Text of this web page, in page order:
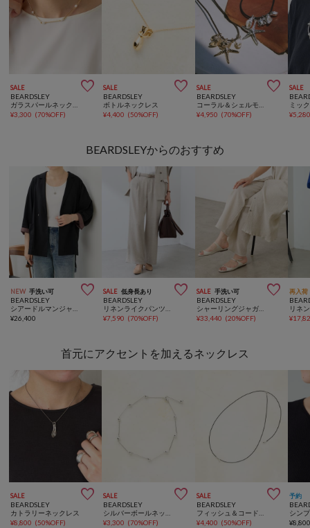
SALE 
BEARDSLEY
¥3,300 (70%OFF)
SALE 
BEARDSLEY
ボトルネックレス
¥4,400 (50%OFF)
SALE 
BEARDSLEY
¥4,950 (70%OFF)
SALE
¥
BEARDSLEYからのおすすめ
NEW 手洗い可 
BEARDSLEY
¥26,400
SALE 低身長あり 
BEARDSLEY
¥7,590 (70%OFF)
SALE 手洗い可 
BEARDSLEY
シャーリングジャガードパンツ《15 quinze》【セットアップ】
¥33,440 (20%OFF)
再入荷
¥
首元にアクセントを加えるネックレス
SALE 
BEARDSLEY
カトラリーネックレス
¥8,800 (50%OFF)
SALE 
BEARDSLEY
¥3,300 (70%OFF)
SALE 
BEARDSLEY
¥4,400 (50%OFF)
予約
¥